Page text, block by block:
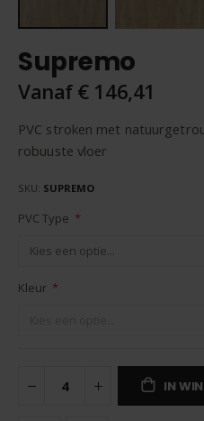
naar
het
begin
de
afbeeldingen-
Supremo
Vanaf € 146,41
PVC stroken met
robuuste vloer
SKU SUPREMO
PVC Type
Kleur
IN